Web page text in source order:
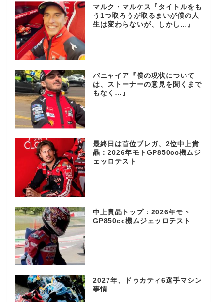
マルク・マルケス『タイトルをも
う1つ取ろうが取るまいが僕の人
生は変わらないが、しかし…』
バニャイア『僕の現状について
は、ストーナーの意見を聞くまで
もなく…』
最終日は首位ブレガ、2位中上貴
晶：2026年モトGP850cc機ムジ
ェッロテスト
中上貴晶トップ：2026年モト
GP850cc機ムジェッロテスト
2027年、ドゥカティ6選手マシン
事情